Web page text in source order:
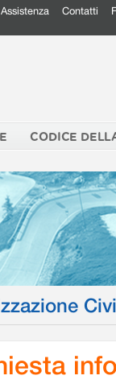
Assistenza Contatti
CODICE